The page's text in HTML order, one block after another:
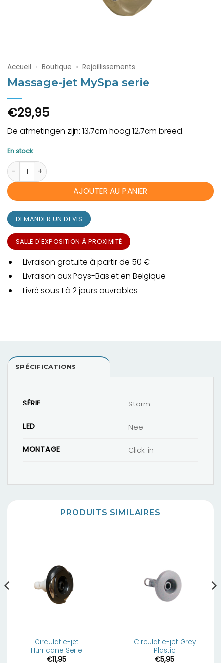
Accueil » Boutique » Rejaillissements
Massage-jet MySpa serie
€29,95
De afmetingen zijn: 13,7cm hoog 12,7cm breed.
En stock
quantité de Massage-jet MySpa serie
AJOUTER AU PANIER
DEMANDER UN DEVIS
SALLE D'EXPOSITION À PROXIMITÉ
Livraison gratuite à partir de 50 €
Livraison aux Pays-Bas et en Belgique
Livré sous 1 à 2 jours ouvrables
SPÉCIFICATIONS
SÉRIE Storm
LED Nee
MONTAGE Click-in
PRODUITS SIMILAIRES
Circulatie-jet
Hurricane Serie
€11,95
Circulatie-jet Grey
Plastic
€5,95